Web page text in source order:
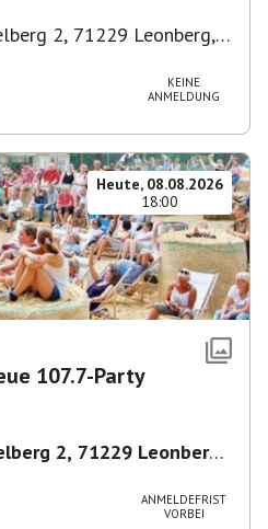
2, 71229 Leonberg,
KEINE
ANMELDUNG
Heute, 08.08.2026
18:00
107.7-Party
2, 71229 Leonberg,
ANMELDEFRIST
VORBEI